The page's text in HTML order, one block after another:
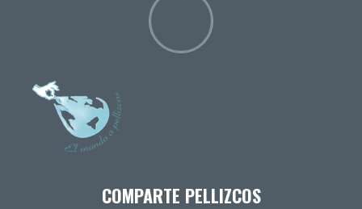
COMPARTE PELLIZCOS